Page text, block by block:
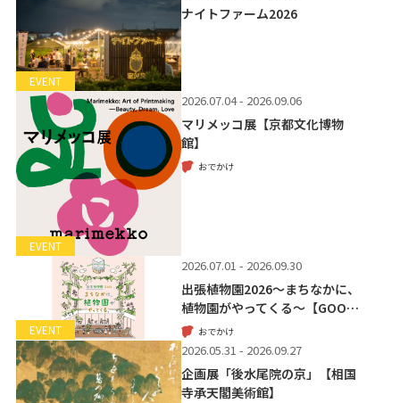
EVENT
ナイトファーム2026
EVENT
2026.07.04 - 2026.09.06
マリメッコ展【京都文化博物
館】
おでかけ
EVENT
2026.07.01 - 2026.09.30
出張植物園2026～まちなかに、
植物園がやってくる～【GOO…
おでかけ
2026.05.31 - 2026.09.27
企画展「後水尾院の京」【相国
寺承天閣美術館】